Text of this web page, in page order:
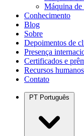
Máquina de
Conhecimento
Blog
Sobre
Depoimentos de
Presença
Certificados e
Recursos humanos
Contato
PT Português